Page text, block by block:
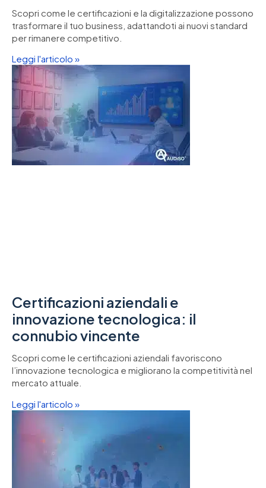
Scopri come le certificazioni e la digitalizzazione possono
trasformare il tuo business, adattandoti ai nuovi standard
per rimanere competitivo.
Leggi l'articolo »
Certificazioni aziendali e
innovazione tecnologica: il
connubio vincente
Scopri come le certificazioni aziendali favoriscono
l’innovazione tecnologica e migliorano la competitività nel
mercato attuale.
Leggi l'articolo »